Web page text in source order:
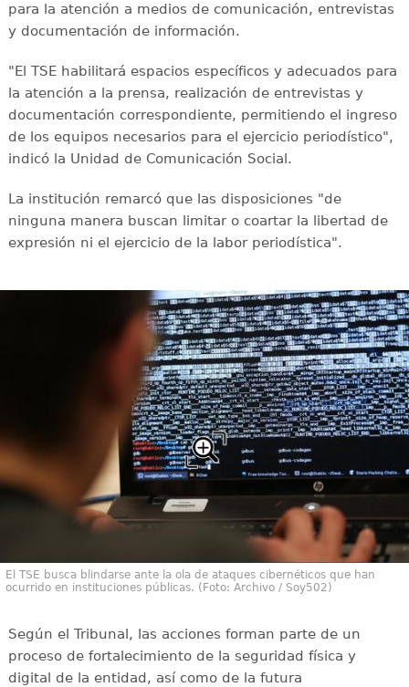
para la atención a medios de comunicación, entrevistas
y documentación de información.
"El TSE habilitará espacios específicos y adecuados para
la atención a la prensa, realización de entrevistas y
documentación correspondiente, permitiendo el ingreso
de los equipos necesarios para el ejercicio periodístico",
indicó la Unidad de Comunicación Social.
La institución remarcó que las disposiciones "de
ninguna manera buscan limitar o coartar la libertad de
expresión ni el ejercicio de la labor periodística".
El TSE busca blindarse ante la ola de ataques cibernéticos que han
ocurrido en instituciones públicas. (Foto: Archivo / Soy502)
Según el Tribunal, las acciones forman parte de un
proceso de fortalecimiento de la seguridad física y
digital de la entidad, así como de la futura